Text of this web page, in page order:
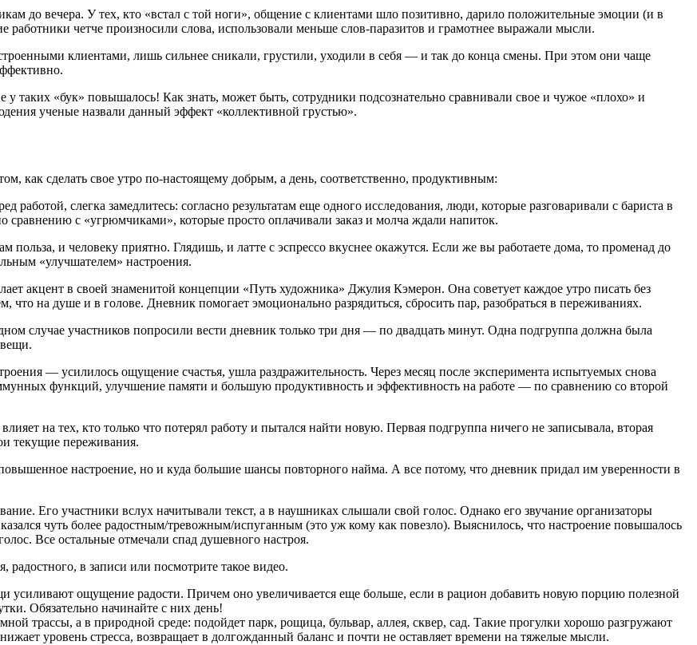
до вечера. У тех, кто «встал с той ноги», общение с клиентами шло позитивно, дарило положительные эмоции (и в
четче произносили слова, использовали меньше слов-паразитов и грамотнее выражали мысли.
клиентами, лишь сильнее сникали, грустили, уходили в себя — и так до конца смены. При этом они чаще
таких «бук» повышалось! Как знать, может быть, сотрудники подсознательно сравнивали свое и чужое «плохо» и
ученые назвали данный эффект «коллективной грустью».
как сделать свое утро по-настоящему добрым, а день, соответственно, продуктивным:
работой, слегка замедлитесь: согласно результатам еще одного исследования, люди, которые разговаривали с бариста в
сравнению с «угрюмчиками», которые просто оплачивали заказ и молча ждали напиток.
и человеку приятно. Глядишь, и латте с эспрессо вкуснее окажутся. Если же вы работаете дома, то променад до
«улучшателем» настроения.
акцент в своей знаменитой концепции «Путь художника» Джулия Кэмерон. Она советует каждое утро писать без
что на душе и в голове. Дневник помогает эмоционально разрядиться, сбросить пар, разобраться в переживаниях.
случае участников попросили вести дневник только три дня — по двадцать минут. Одна подгруппа должна была
— усилилось ощущение счастья, ушла раздражительность. Через месяц после эксперимента испытуемых снова
функций, улучшение памяти и большую продуктивность и эффективность на работе — по сравнению со второй
на тех, кто только что потерял работу и пытался найти новую. Первая подгруппа ничего не записывала, вторая
текущие переживания.
настроение, но и куда большие шансы повторного найма. А все потому, что дневник придал им уверенности в
Его участники вслух начитывали текст, а в наушниках слышали свой голос. Однако его звучание организаторы
чуть более радостным/тревожным/испуганным (это уж кому как повезло). Выяснилось, что настроение повышалось
Все остальные отмечали спад душевного настроя.
радостного, в записи или посмотрите такое видео.
усиливают ощущение радости. Причем оно увеличивается еще больше, если в рацион добавить новую порцию полезной
Обязательно начинайте с них день!
трассы, а в природной среде: подойдет парк, рощица, бульвар, аллея, сквер, сад. Такие прогулки хорошо разгружают
уровень стресса, возвращает в долгожданный баланс и почти не оставляет времени на тяжелые мысли.